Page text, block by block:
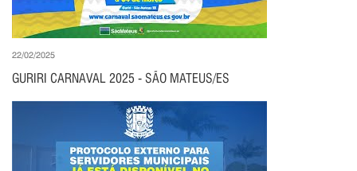
22/02/2025
GURIRI CARNAVAL 2025 - SÃO MATEUS/ES